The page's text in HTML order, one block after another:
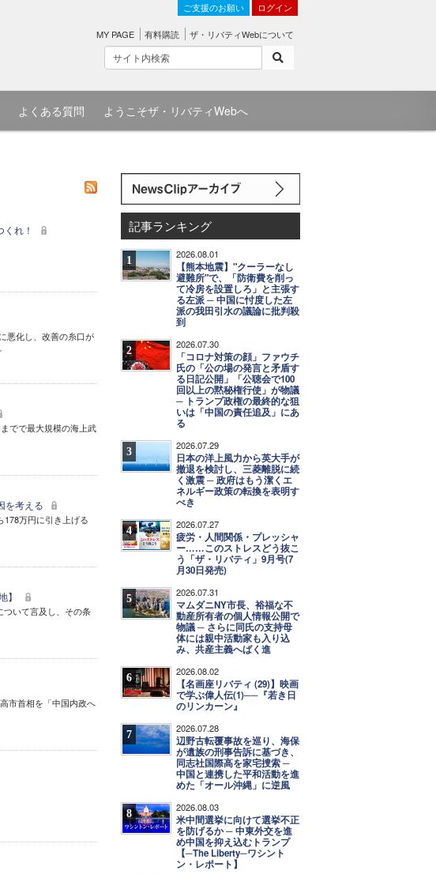
ご支援のお願い ログイン
MY PAGE 有料購読 ザ・リバティWebについて
よくある質問 ようこそザ・リバティWebへ
れ！
悪化し、改善の糸口が
でで最大規模の海上武
を考える
178万円に引き上げる
】
ついて言及し、その条
市首相を「中国内政へ
記事ランキング
1 2026.08.01
【熊本地震】"クーラーなし
避難所"で、「防衛費を削っ
て冷房を設置しろ」と主張す
る左派 ─ 中国に忖度した左
派の我田引水の議論に批判殺
到
2 2026.07.30
「コロナ対策の顔」ファウチ
氏の「公の場の発言と矛盾す
る日記公開」「公聴会で100
回以上の黙秘権行使」が物議
─ トランプ政権の最終的な狙
いは「中国の責任追及」にあ
る
3 2026.07.29
日本の洋上風力から英大手が
撤退を検討し、三菱離脱に続
く激震 ─ 政府はもう潔くエ
ネルギー政策の転換を表明す
べき
4 2026.07.27
疲労・人間関係・プレッシャ
ー……このストレスどう抜こ
う「ザ・リバティ」9月号(7
月30日発売)
5 2026.07.31
マムダニNY市長、裕福な不
動産所有者の個人情報公開で
物議 ─ さらに同氏の支持母
体には親中活動家も入り込
み、共産主義へばく進
6 2026.08.02
【名画座リバティ (29)】映画
で学ぶ偉人伝(1)──『若き日
のリンカーン』
7 2026.07.28
辺野古転覆事故を巡り、海保
が遺族の刑事告訴に基づき、
同志社国際高を家宅捜索 ─
中国と連携した平和活動を進
めた「オール沖縄」に逆風
8 2026.08.03
米中間選挙に向けて選挙不正
を防げるか ─ 中東外交を進
め中国を抑え込むトランプ
【─The Liberty─ワシント
ン・レポート】